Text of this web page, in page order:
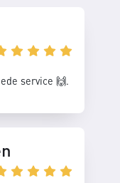
service 🙌.